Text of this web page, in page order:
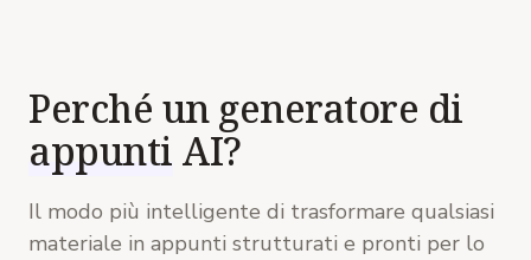
Perché un generatore di
appunti AI?
Il modo più intelligente di trasformare qualsiasi
materiale in appunti strutturati e pronti per lo